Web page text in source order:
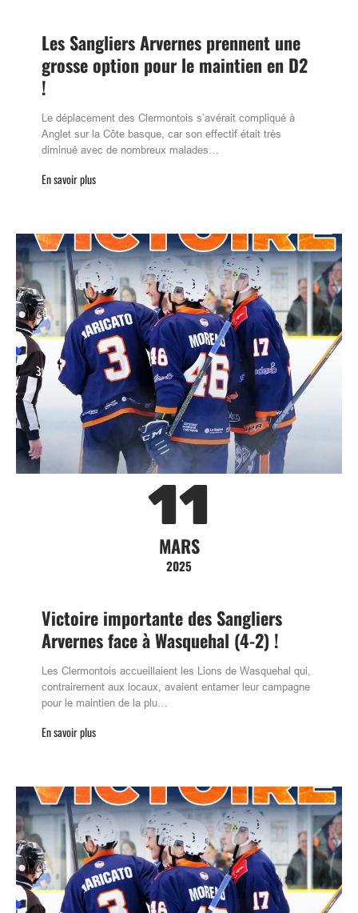
Les Sangliers Arvernes prennent une
grosse option pour le maintien en D2
!
Le déplacement des Clermontois s’avérait compliqué à
Anglet sur la Côte basque, car son effectif était très
diminué avec de nombreux malades…
En savoir plus
11
MARS
2025
Victoire importante des Sangliers
Arvernes face à Wasquehal (4-2) !
Les Clermontois accueillaient les Lions de Wasquehal qui,
contrairement aux locaux, avaient entamer leur campagne
pour le maintien de la plu…
En savoir plus